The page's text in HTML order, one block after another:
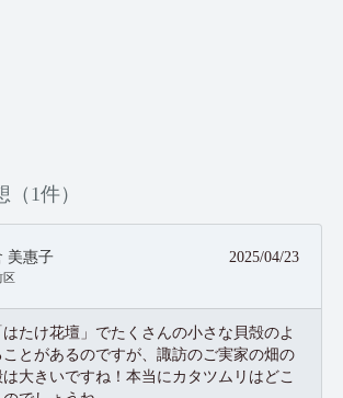
1件）
美惠子
区
2025/04/23
たけ花壇」でたくさんの小さな貝殻のよ
ことがあるのですが、諏訪のご実家の畑の
大きいですね！本当にカタツムリはどこ